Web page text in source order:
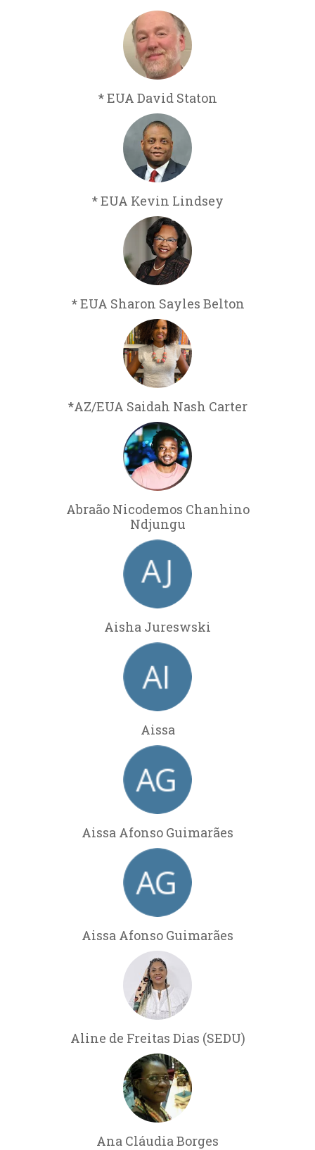
* EUA David Staton
* EUA Kevin Lindsey
* EUA Sharon Sayles Belton
*AZ/EUA Saidah Nash Carter
Abraão Nicodemos Chanhino
Ndjungu
Aisha Jureswski
Aissa
Aissa Afonso Guimarães
Aissa Afonso Guimarães
Aline de Freitas Dias (SEDU)
Ana Cláudia Borges